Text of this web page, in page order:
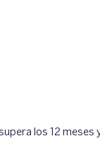
los 12 meses